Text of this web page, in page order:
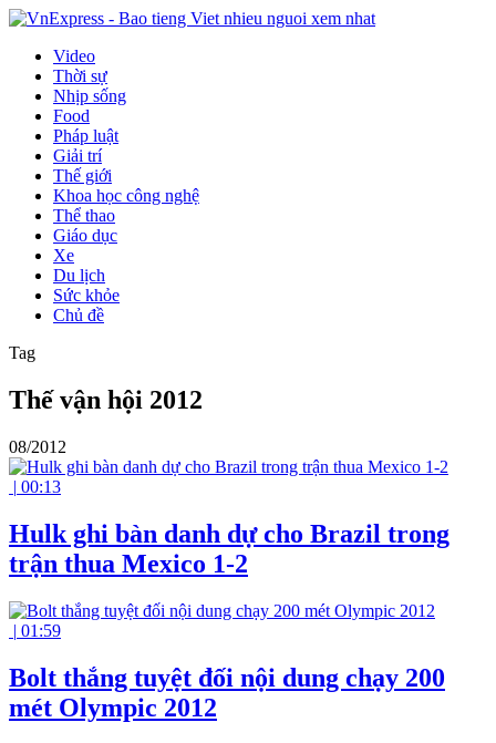
Video
Thời sự
Nhịp sống
Food
Pháp luật
Giải trí
Thế giới
Khoa học công nghệ
Thể thao
Giáo dục
Xe
Du lịch
Sức khỏe
Chủ đề
Tag
Thế vận hội 2012
08/2012
| 00:13
Hulk ghi bàn danh dự cho Brazil trong
trận thua Mexico 1-2
| 01:59
Bolt thắng tuyệt đối nội dung chạy 200
mét Olympic 2012